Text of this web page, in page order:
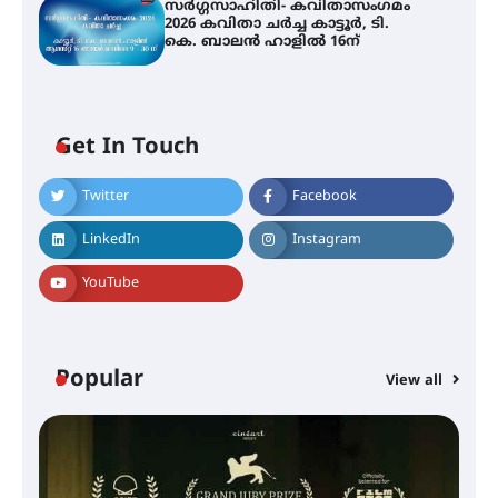
സർഗ്ഗസാഹിതി- കവിതാസംഗമം
2026 കവിതാ ചർച്ച കാട്ടൂർ, ടി.
കെ. ബാലൻ ഹാളിൽ 16ന്
Get In Touch
Twitter Facebook
LinkedIn Instagram
YouTube
Popular View all